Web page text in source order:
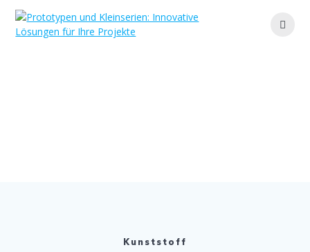
Inhalt
Kunststoff